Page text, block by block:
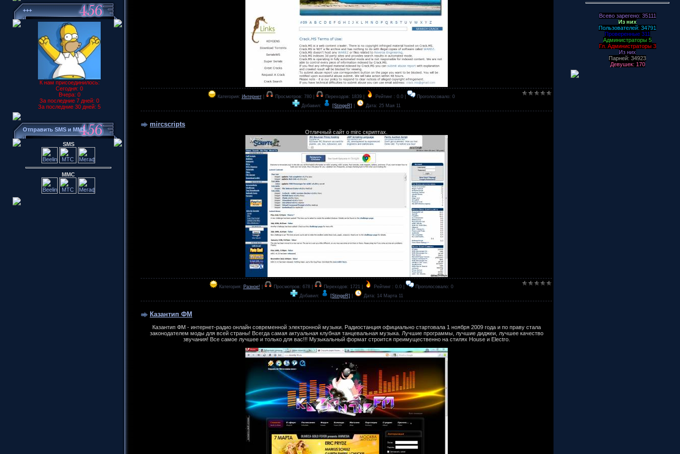
+++
К нам присоединилось:
Сегодня: 0
Вчера: 0
За последние 7 дней: 0
За последние 30 дней: 5
Отправить SMS и MMS
SMS
ММС
Категория: Интернет| Просмотров: 780 | Переходов: 1839 | Рейтинг : 0.0 |
Проголосовало: 0
Добавил:
[StingeR] Дата: 25 Мая 11
mircscripts
Отличный сайт о mirc скриптах.
Категория: Разное! Просмотров: 678 | Переходов: 1721 | Рейтинг : 0.0 |
Проголосовало: 0
Добавил:
[StingeR] Дата: 14 Марта 11
Казантип ФМ
Казантип ФМ - интернет-радио онлайн современной электронной музыки. Радиостанция официально стартовала 1 ноября 2009 года и по праву стала
законодателем моды для всей страны! Всегда самая актуальная клубная танцевальная музыка. Лучшие программы, лучшие диджеи, лучшее качество
звучания! Все самое лучшее и только для вас!!! Музыкальный формат строится преимущественно на стилях House и Electro.
Всево зарегено: 35111
Из них
Пользователей: 34791
Проверенные 311
Администраторы 5
Гл. Администраторы 3
Из них
Парней: 34923
Девушек: 170